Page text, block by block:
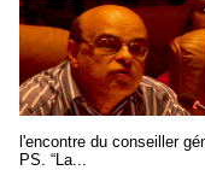
l'encontre du conseiller
PS. “La...